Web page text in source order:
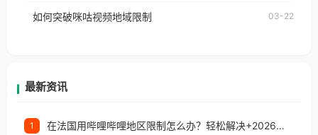
户收听网易云音乐地区版权限制」的问题，无论人在
如何突破咪咕视频地域限制 03-22
最新资讯
1 在法国用哔哩哔哩地区限制怎么办？轻松解决+2026世界杯看球攻略